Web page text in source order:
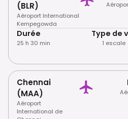
(BLR)
Aéroport International
Kempegowda
Durée
25 h 30 min
Type de
1 escale
Chennai
(MAA)
Aéroport
International de